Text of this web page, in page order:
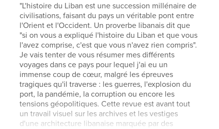
"L'histoire du Liban est une succession millénaire de
civilisations, faisant du pays un véritable pont entre
l'Orient et l'Occident. Un proverbe libanais dit que
"si on vous a expliqué l'histoire du Liban et que vous
l'avez comprise, c'est que vous n'avez rien compris".
Je vais tenter de vous résumer mes différents
voyages dans ce pays pour lequel j'ai eu un
immense coup de cœur, malgré les épreuves
tragiques qu'il traverse : les guerres, l'explosion du
port, la pandémie, la corruption ou encore les
tensions géopolitiques. Cette revue est avant tout
un travail visuel sur les archives et les vestiges
d'une architecture libanaise marquée par des